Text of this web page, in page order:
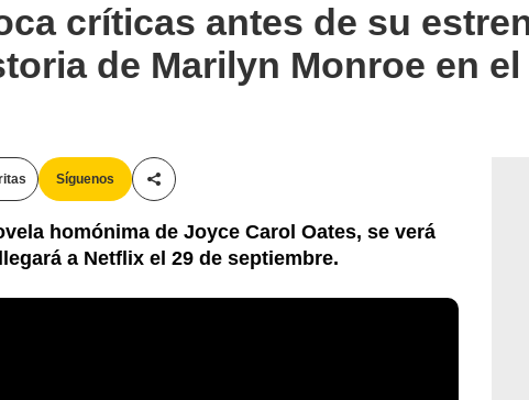
críticas antes de su
de Marilyn Monroe en
Síguenos
Compartir esta noticia
homónima de Joyce Carol Oates, se verá
a Netflix el 29 de septiembre.